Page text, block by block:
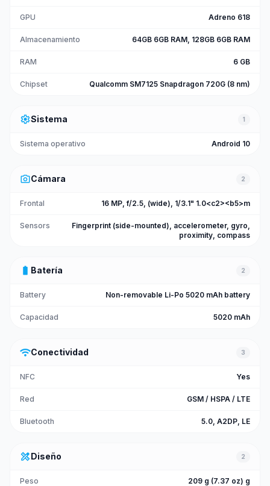
GPU Adreno 618
Almacenamiento 64GB 6GB RAM, 128GB 6GB RAM
RAM 6 GB
Chipset Qualcomm SM7125 Snapdragon 720G (8 nm)
settingsSistema 1
Sistema operativo Android 10
photo_cameraCámara 2
Frontal 16 MP, f/2.5, (wide), 1/3.1" 1.0<c2><b5>m
Sensors
Fingerprint (side-mounted), accelerometer, gyro,
proximity, compass
battery_full Batería 2
Battery Non-removable Li-Po 5020 mAh battery
Capacidad 5020 mAh
wifiConectividad 3
NFC Yes
Red GSM / HSPA / LTE
Bluetooth 5.0, A2DP, LE
design_servicesDiseño 2
Peso 209 g (7.37 oz) g